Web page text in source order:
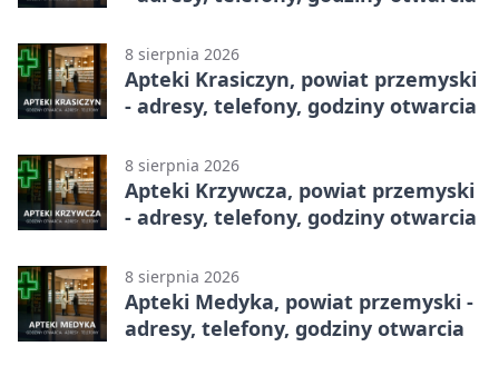
8 sierpnia 2026
Apteki Krasiczyn, powiat przemyski
- adresy, telefony, godziny otwarcia
8 sierpnia 2026
Apteki Krzywcza, powiat przemyski
- adresy, telefony, godziny otwarcia
8 sierpnia 2026
Apteki Medyka, powiat przemyski -
adresy, telefony, godziny otwarcia